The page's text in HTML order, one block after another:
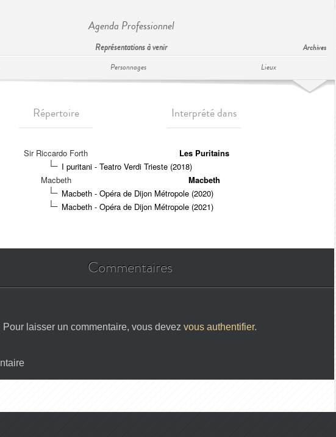
Agenda Professionnel
Représentations à venir Archives
Personnages Lieux
Répertoire Interprété dans
Sir Riccardo Forth
Les Puritains
I puritani - Teatro Verdi Trieste (2018)
Macbeth
Macbeth
Macbeth - Opéra de Dijon Métropole (2020)
Macbeth - Opéra de Dijon Métropole (2021)
Commentaires
Pour laisser un commentaire, vous devez vous authentifier.